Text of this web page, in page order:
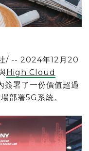
/ -- 2024年12月20
High Cloud
簽署了一份價值超過
部署5G系統。